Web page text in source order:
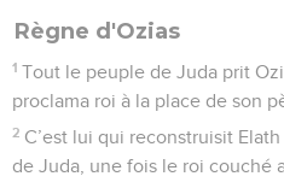
Règne d'Ozias
1 Tout le peuple de Juda prit
proclama roi à la place de son
2 C’est lui qui reconstruisit
de Juda, une fois le roi couché